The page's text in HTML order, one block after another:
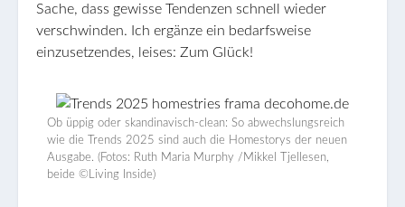
Sache, dass gewisse Tendenzen schnell wieder
verschwinden. Ich ergänze ein bedarfsweise
einzusetzendes, leises: Zum Glück!
Ob üppig oder skandinavisch-clean: So abwechslungsreich
wie die Trends 2025 sind auch die Homestorys der neuen
Ausgabe. (Fotos: Ruth Maria Murphy /Mikkel Tjellesen,
beide ©Living Inside)